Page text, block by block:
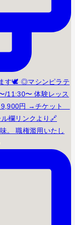
。 職権濫用いたし